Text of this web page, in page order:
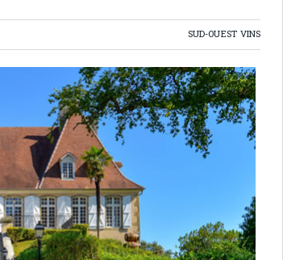
SUD-OUEST VINS